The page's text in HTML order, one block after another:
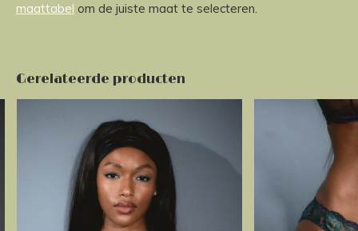
maattabel om de juiste maat te selecteren.
Gerelateerde producten